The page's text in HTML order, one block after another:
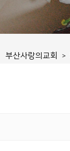
부산사랑의교회 >